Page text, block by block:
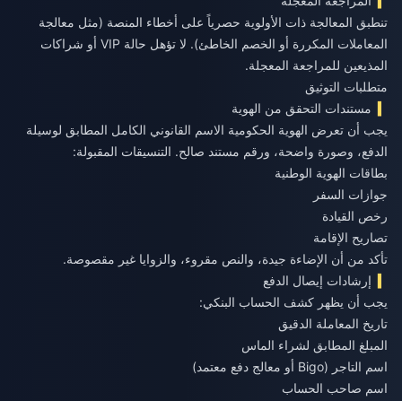
تنطبق المعالجة ذات الأولوية حصرياً على أخطاء المنصة (مثل معالجة
المعاملات المكررة أو الخصم الخاطئ). لا تؤهل حالة VIP أو شراكات
المذيعين للمراجعة المعجلة.
متطلبات التوثيق
مستندات التحقق من الهوية
يجب أن تعرض الهوية الحكومية الاسم القانوني الكامل المطابق لوسيلة
الدفع، وصورة واضحة، ورقم مستند صالح. التنسيقات المقبولة:
بطاقات الهوية الوطنية
جوازات السفر
رخص القيادة
تصاريح الإقامة
تأكد من أن الإضاءة جيدة، والنص مقروء، والزوايا غير مقصوصة.
إرشادات إيصال الدفع
يجب أن يظهر كشف الحساب البنكي:
تاريخ المعاملة الدقيق
المبلغ المطابق لشراء الماس
اسم التاجر (Bigo أو معالج دفع معتمد)
اسم صاحب الحساب